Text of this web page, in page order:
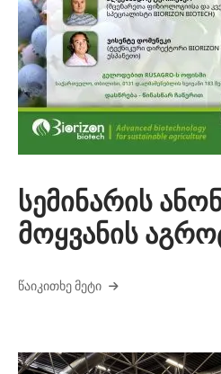
სემინარის
მოყვანის
ᲬᲐᲘᲙᲘᲗᲮᲔ ᲛᲔᲢᲘ